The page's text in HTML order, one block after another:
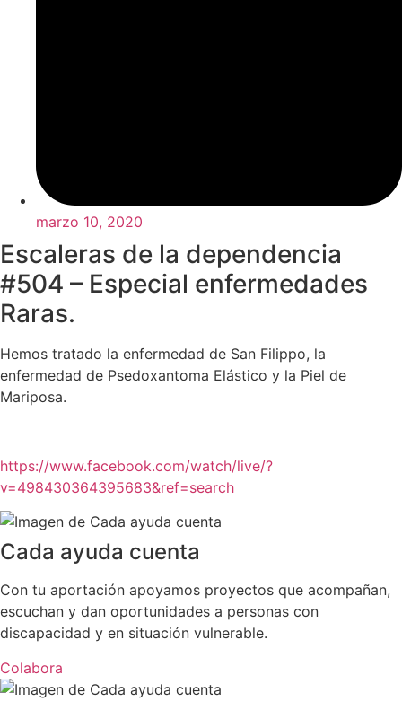
marzo 10, 2020
Escaleras de la dependencia
#504 – Especial enfermedades
Raras.
Hemos tratado la enfermedad de San Filippo, la
enfermedad de Psedoxantoma Elástico y la Piel de
Mariposa.
https://www.facebook.com/watch/live/?
v=498430364395683&ref=search
Cada ayuda cuenta
Con tu aportación apoyamos proyectos que acompañan,
escuchan y dan oportunidades a personas con
discapacidad y en situación vulnerable.
Colabora